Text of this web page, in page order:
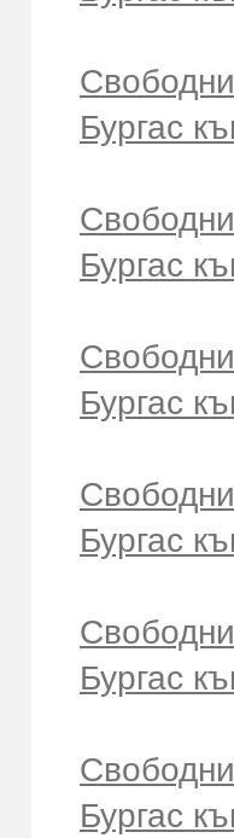
Бургас
Бургас
Бургас
Бургас
Бургас
Бургас